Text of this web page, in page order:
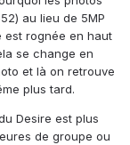
au lieu de 5MP
est rognée en haut
se change en
et là on retrouve
plus tard.
Desire est plus
de groupe ou